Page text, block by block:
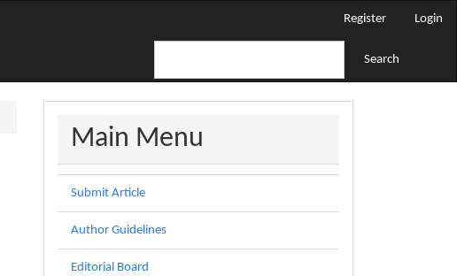
Register Login
Search
menu
Main Menu
Submit Article
Author Guidelines
Editorial Board